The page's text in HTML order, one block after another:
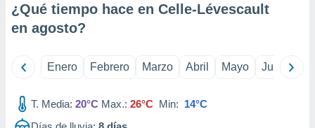
de
un
datos
¿Qué tiempo hace en Celle-Lévescault
en agosto?
Enero Febrero Marzo Abril Mayo Junio
T. Media: 20°C Max.: 26°C Min: 14°C